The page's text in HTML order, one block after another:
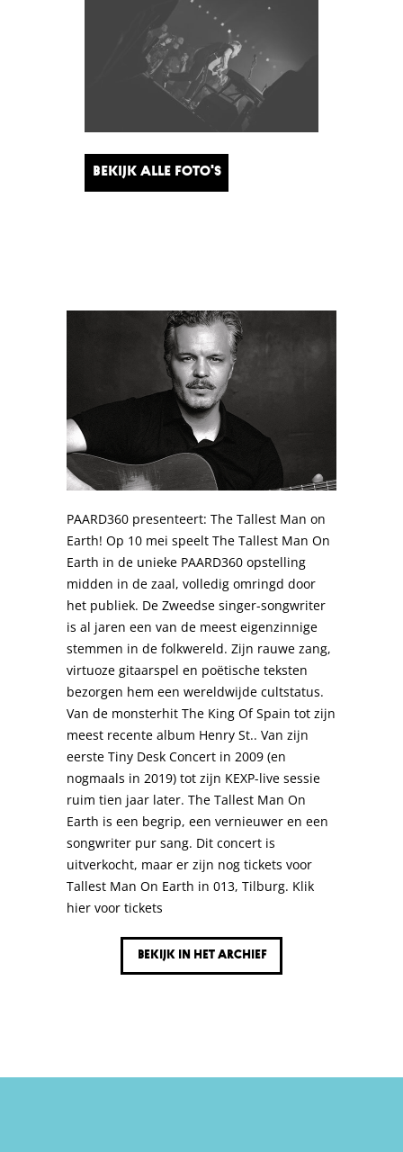
Bekijk alle foto's
PAARD360 presenteert: The Tallest Man on
Earth! Op 10 mei speelt The Tallest Man On
Earth in de unieke PAARD360 opstelling
midden in de zaal, volledig omringd door
het publiek. De Zweedse singer-songwriter
is al jaren een van de meest eigenzinnige
stemmen in de folkwereld. Zijn rauwe zang,
virtuoze gitaarspel en poëtische teksten
bezorgen hem een wereldwijde cultstatus.
Van de monsterhit The King Of Spain tot zijn
meest recente album Henry St.. Van zijn
eerste Tiny Desk Concert in 2009 (en
nogmaals in 2019) tot zijn KEXP-live sessie
ruim tien jaar later. The Tallest Man On
Earth is een begrip, een vernieuwer en een
songwriter pur sang. Dit concert is
uitverkocht, maar er zijn nog tickets voor
Tallest Man On Earth in 013, Tilburg. Klik
hier voor tickets
Bekijk in het archief